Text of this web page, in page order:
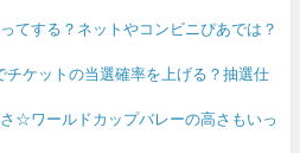
てする？ネットやコンビニぴあでは？
ケットの当選確率を上げる？抽選仕
☆ワールドカップバレーの高さもいっ